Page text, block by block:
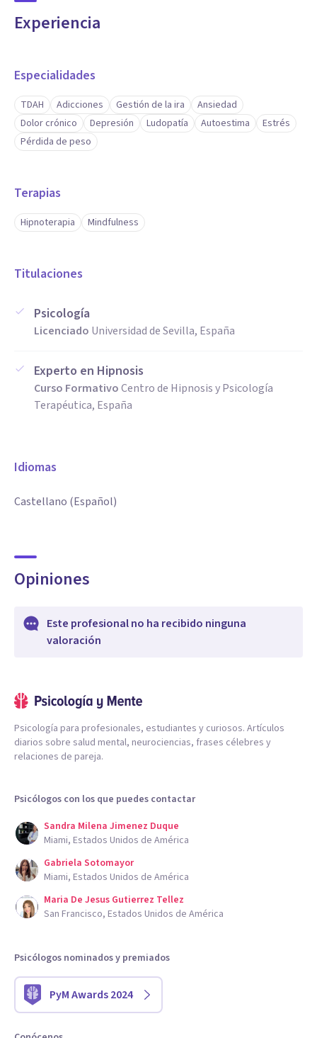
Experiencia
Especialidades
TDAH Adicciones Gestión de la ira
Ansiedad
Dolor crónico
Depresión Ludopatía Autoestima
Estrés
Pérdida de peso
Terapias
Hipnoterapia Mindfulness
Titulaciones
Psicología
Licenciado Universidad de Sevilla, España
Experto en Hipnosis
Curso FormativoCentro de Hipnosis y Psicología
Terapéutica, España
Idiomas
Castellano (Español)
Opiniones
Este profesional no ha recibido ninguna
valoración
Psicología para profesionales, estudiantes y curiosos. Artículos
diarios sobre salud mental, neurociencias, frases célebres y
relaciones de pareja.
Psicólogos con los que puedes contactar
Sandra Milena Jimenez Duque
Miami, Estados Unidos de América
Gabriela Sotomayor
Miami, Estados Unidos de América
Maria De Jesus Gutierrez Tellez
San Francisco, Estados Unidos de América
Psicólogos nominados y premiados
PyM Awards 2024